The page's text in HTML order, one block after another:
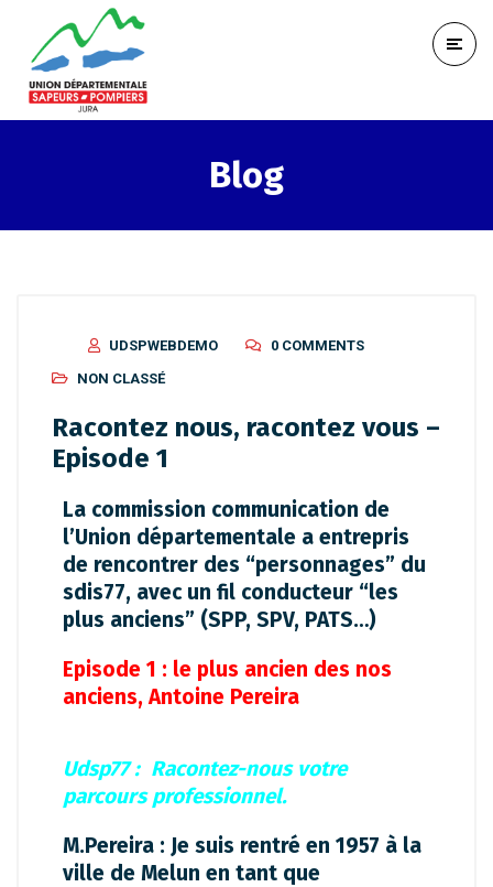
Blog
UDSPWEBDEMO
0 COMMENTS
NON CLASSÉ
Racontez nous, racontez vous –
Episode 1
La commission communication de
l’Union départementale a entrepris
de rencontrer des “personnages” du
sdis77, avec un fil conducteur “les
plus anciens” (SPP, SPV, PATS…)
Episode 1 : le plus ancien des nos
anciens, Antoine Pereira
Udsp77 : Racontez-nous votre
parcours professionnel.
M.Pereira : Je suis rentré en 1957 à la
ville de Melun en tant que